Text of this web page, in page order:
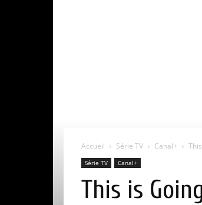
Accueil Série TV Canal+
Série TV Canal+
This is